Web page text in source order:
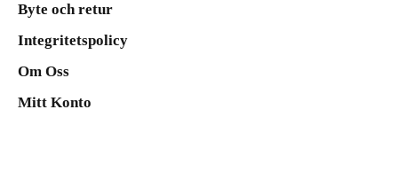
Byte och retur
Integritetspolicy
Om Oss
Mitt Konto